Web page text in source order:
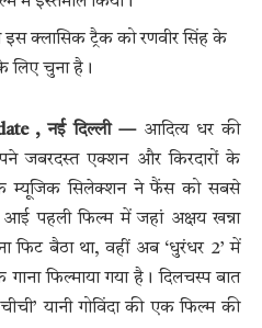
इस क्लासिक ट्रैक को रणवीर सिंह के
लिए चुना है।
, नई दिल्ली —आदित्य धर की
जबरदस्त एक्शन और किरदारों के
म्यूजिक सिलेक्शन ने फैंस को सबसे
पहली फिल्म में जहां अक्षय खन्ना
फिट बैठा था, वहीं अब ‘धुरंधर 2’ में
फिल्माया गया है। दिलचस्प बात
यानी गोविंदा की एक फिल्म की